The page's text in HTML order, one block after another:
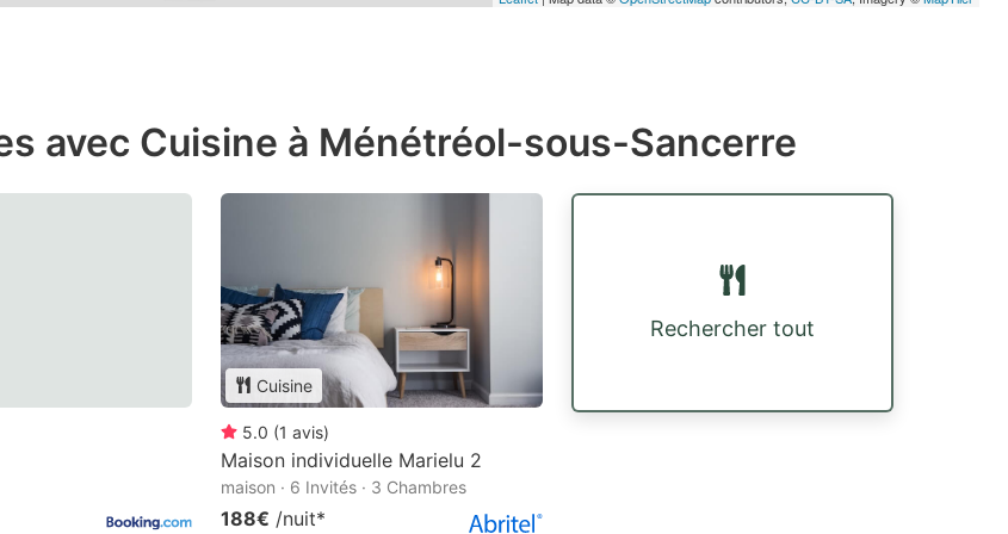
avec Cuisine à Ménétréol-sous-Sancerre
Cuisine
5.0 (1 avis)
Maison individuelle Marielu 2
maison · 6 Invités · 3 Chambres
188€ /nuit*
Rechercher tout